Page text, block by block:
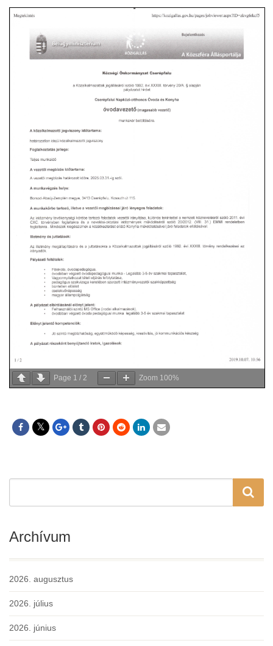
Page 1 / 2 Zoom 100%
Archívum
2026. augusztus
2026. július
2026. június